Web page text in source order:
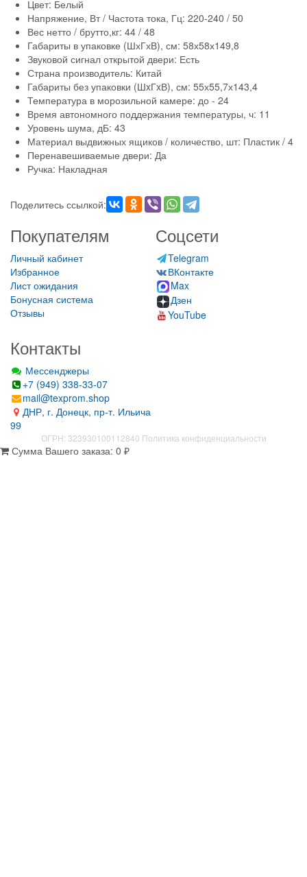
Цвет: Белый
Напряжение, Вт / Частота тока, Гц: 220-240 / 50
Вес нетто / брутто,кг: 44 / 48
Габариты в упаковке (ШхГхВ), см: 58х58х149,8
Звуковой сигнал открытой двери: Есть
Страна производитель: Китай
Габариты без упаковки (ШxГxВ), см: 55х55,7х143,4
Температура в морозильной камере: до - 24
Время автономного поддержания температуры, ч: 11
Уровень шума, дБ: 43
Материал выдвижных ящиков / количество, шт: Пластик / 4
Перенавешиваемые двери: Да
Ручка: Накладная
Поделитесь ссылкой:
Покупателям
Личный кабинет
Избранное
Лист ожидания
Бонусная система
Отзывы
Соцсети
Telegram
ВКонтакте
Max
Дзен
YouTube
Контакты
Мессенджеры
+7 (949) 338-33-07
mail@texprom.shop
ДНР, г. Донецк, пр-т. Ильича
99
ОГРН: 323930100112840 Политика конфиденциальности
Сумма Вашего заказа: 0 ₽